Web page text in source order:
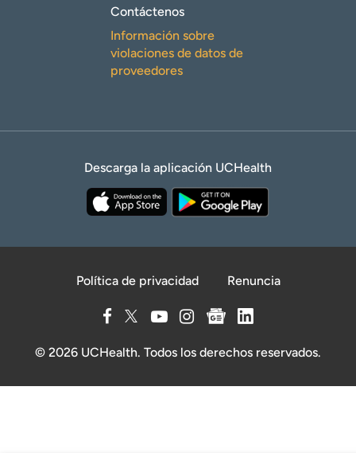
Contáctenos
Información sobre
violaciones de datos de
proveedores
Descarga la aplicación UCHealth
Política de privacidad Renuncia
© 2026 UCHealth. Todos los derechos reservados.